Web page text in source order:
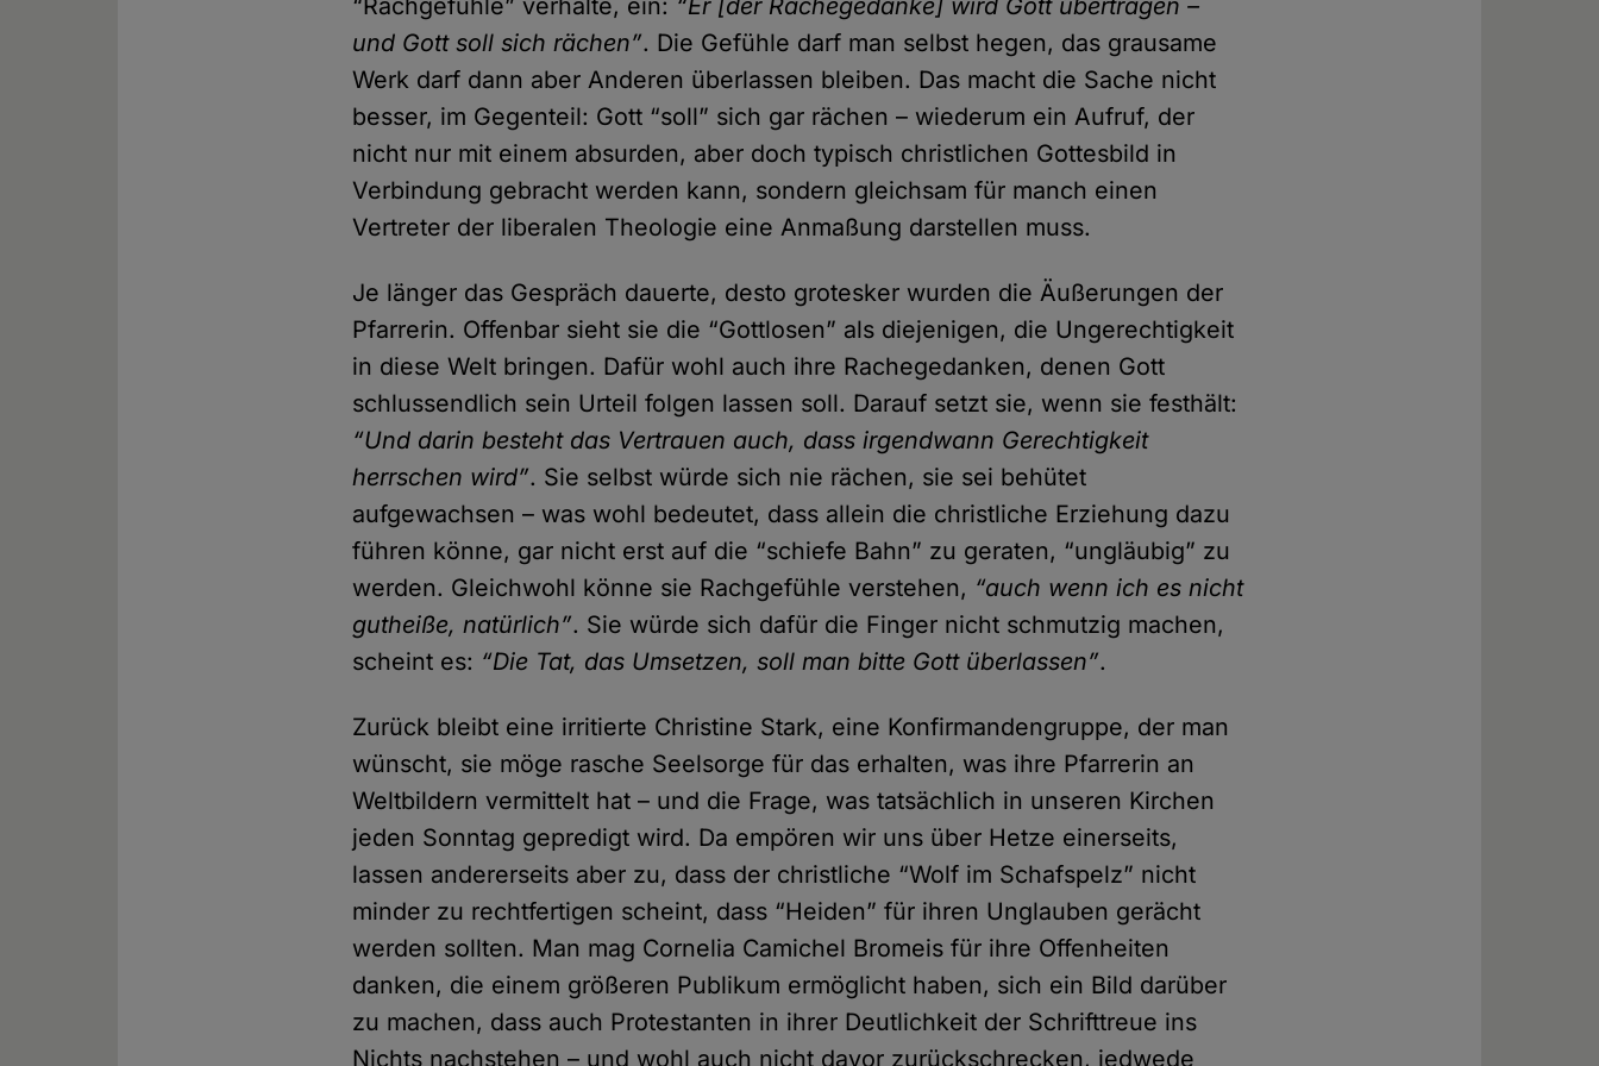
“Rachgefühle” verhalte, ein: “Er [der Rachegedanke] wird Gott übertragen –
und Gott soll sich rächen”. Die Gefühle darf man selbst hegen, das grausame
Werk darf dann aber Anderen überlassen bleiben. Das macht die Sache nicht
besser, im Gegenteil: Gott “soll” sich gar rächen – wiederum ein Aufruf, der
nicht nur mit einem absurden, aber doch typisch christlichen Gottesbild in
Verbindung gebracht werden kann, sondern gleichsam für manch einen
Vertreter der liberalen Theologie eine Anmaßung darstellen muss.
Je länger das Gespräch dauerte, desto grotesker wurden die Äußerungen der
Pfarrerin. Offenbar sieht sie die “Gottlosen” als diejenigen, die Ungerechtigkeit
in diese Welt bringen. Dafür wohl auch ihre Rachegedanken, denen Gott
schlussendlich sein Urteil folgen lassen soll. Darauf setzt sie, wenn sie festhält:
“Und darin besteht das Vertrauen auch, dass irgendwann Gerechtigkeit
herrschen wird”. Sie selbst würde sich nie rächen, sie sei behütet
aufgewachsen – was wohl bedeutet, dass allein die christliche Erziehung dazu
führen könne, gar nicht erst auf die “schiefe Bahn” zu geraten, “ungläubig” zu
werden. Gleichwohl könne sie Rachgefühle verstehen, “auch wenn ich es nicht
gutheiße, natürlich”. Sie würde sich dafür die Finger nicht schmutzig machen,
scheint es: “Die Tat, das Umsetzen, soll man bitte Gott überlassen”.
Zurück bleibt eine irritierte Christine Stark, eine Konfirmandengruppe, der man
wünscht, sie möge rasche Seelsorge für das erhalten, was ihre Pfarrerin an
Weltbildern vermittelt hat – und die Frage, was tatsächlich in unseren Kirchen
jeden Sonntag gepredigt wird. Da empören wir uns über Hetze einerseits,
lassen andererseits aber zu, dass der christliche “Wolf im Schafspelz” nicht
minder zu rechtfertigen scheint, dass “Heiden” für ihren Unglauben gerächt
werden sollten. Man mag Cornelia Camichel Bromeis für ihre Offenheiten
danken, die einem größeren Publikum ermöglicht haben, sich ein Bild darüber
zu machen, dass auch Protestanten in ihrer Deutlichkeit der Schrifttreue ins
Nichts nachstehen – und wohl auch nicht davor zurückschrecken, jedwede